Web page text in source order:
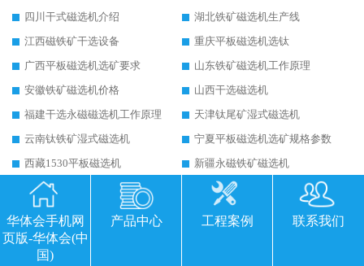
四川干式磁选机介绍
湖北铁矿磁选机生产线
江西磁铁矿干选设备
重庆平板磁选机选钛
广西平板磁选机选矿要求
山东铁矿磁选机工作原理
安徽铁矿磁选机价格
山西干选磁选机
福建干选永磁磁选机工作原理
天津钛尾矿湿式磁选机
云南钛铁矿湿式磁选机
宁夏平板磁选机选矿规格参数
西藏1530平板磁选机
新疆永磁铁矿磁选机
安徽永磁干选磁选机
西藏筒式磁选机永磁体磁系设计
沈阳营口永磁筒式磁选机
江苏河沙磁选机工作原理
山东河沙磁选机厂家
内蒙古三盘平板磁选机
华体会手机网
页版-华体会(中
国)
产品中心 工程案例 联系我们